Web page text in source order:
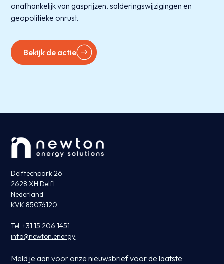
onafhankelijk van gasprijzen, salderingswijzigingen en
geopolitieke onrust.
Bekijk de actie
Delftechpark 26
2628 XH Delft
Nederland
KVK 85076120
Tel:+31 15 206 1451
info@newton.energy
Meld je aan voor onze nieuwsbrief voor de laatste